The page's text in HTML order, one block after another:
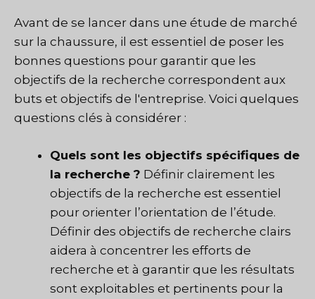
Avant de se lancer dans une étude de marché
sur la chaussure, il est essentiel de poser les
bonnes questions pour garantir que les
objectifs de la recherche correspondent aux
buts et objectifs de l'entreprise. Voici quelques
questions clés à considérer :
Quels sont les objectifs spécifiques de
la recherche ? Définir clairement les
objectifs de la recherche est essentiel
pour orienter l’orientation de l’étude.
Définir des objectifs de recherche clairs
aidera à concentrer les efforts de
recherche et à garantir que les résultats
sont exploitables et pertinents pour la